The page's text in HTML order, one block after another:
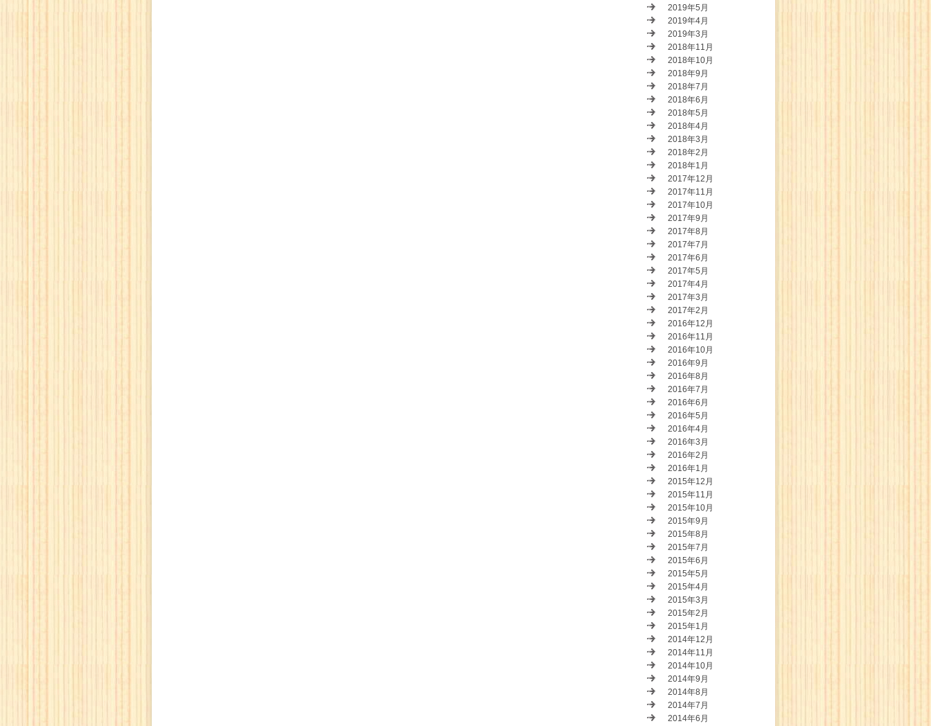
2019年5月
2019年4月
2019年3月
2018年11月
2018年10月
2018年9月
2018年7月
2018年6月
2018年5月
2018年4月
2018年3月
2018年2月
2018年1月
2017年12月
2017年11月
2017年10月
2017年9月
2017年8月
2017年7月
2017年6月
2017年5月
2017年4月
2017年3月
2017年2月
2016年12月
2016年11月
2016年10月
2016年9月
2016年8月
2016年7月
2016年6月
2016年5月
2016年4月
2016年3月
2016年2月
2016年1月
2015年12月
2015年11月
2015年10月
2015年9月
2015年8月
2015年7月
2015年6月
2015年5月
2015年4月
2015年3月
2015年2月
2015年1月
2014年12月
2014年11月
2014年10月
2014年9月
2014年8月
2014年7月
2014年6月